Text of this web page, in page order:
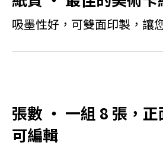
吸墨性好，可雙面印製，讓
張數 ‧ 一組 8 張，正
可編輯